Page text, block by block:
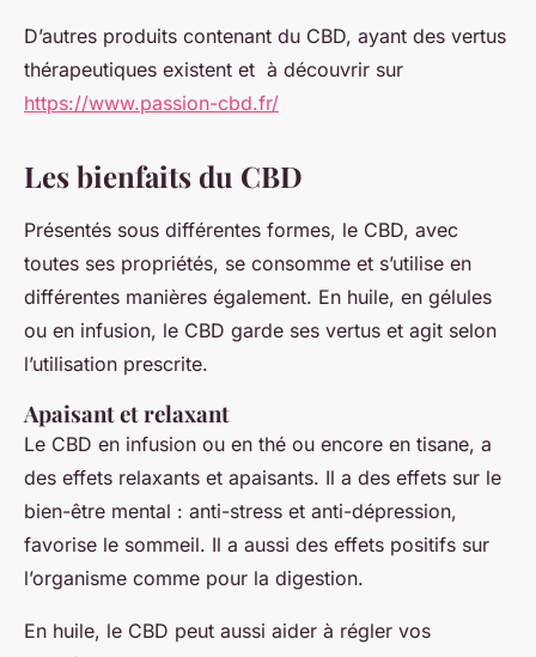
D’autres produits contenant du CBD, ayant des vertus
thérapeutiques existent et à découvrir sur
https://www.passion-cbd.fr/
Les bienfaits du CBD
Présentés sous différentes formes, le CBD, avec
toutes ses propriétés, se consomme et s’utilise en
différentes manières également. En huile, en gélules
ou en infusion, le CBD garde ses vertus et agit selon
l’utilisation prescrite.
Apaisant et relaxant
Le CBD en infusion ou en thé ou encore en tisane, a
des effets relaxants et apaisants. Il a des effets sur le
bien-être mental : anti-stress et anti-dépression,
favorise le sommeil. Il a aussi des effets positifs sur
l’organisme comme pour la digestion.
En huile, le CBD peut aussi aider à régler vos